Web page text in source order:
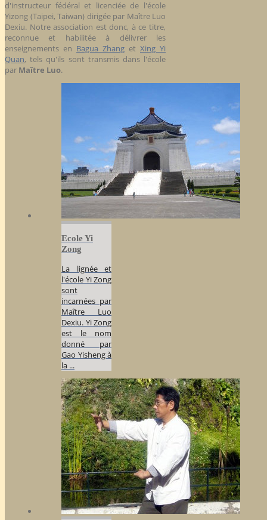
d'instructeur fédéral et licenciée de l'école
Yizong (Taipei, Taiwan) dirigée par Maître Luo
Dexiu. Notre association est donc, à ce titre,
reconnue et habilitée à délivrer les
enseignements en Bagua Zhang et Xing Yi
Quan, tels qu'ils sont transmis dans l'école
par Maître Luo.
Ecole Yi
Zong
La lignée et
l'école Yi Zong
sont
incarnées par
Maître Luo
Dexiu. Yi Zong
est le nom
donné par
Gao Yisheng à
la ...